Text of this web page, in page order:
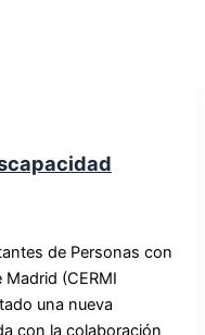
de Personas con
(CERMI
una nueva